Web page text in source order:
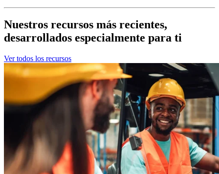
Nuestros recursos más recientes,
desarrollados especialmente para ti
Ver todos los recursos